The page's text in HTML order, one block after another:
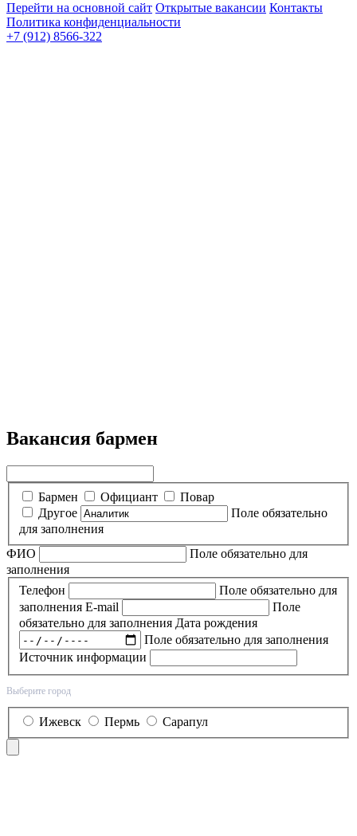
Перейти на основной сайт Открытые вакансии Контакты
Политика конфиденциальности
+7 (912) 8566-322
Вакансия бармен
Бармен Официант
Повар
Другое
Поле обязательно
для заполнения
ФИО
Поле обязательно для
заполнения
Телефон
Поле обязательно для
заполнения E-mail
Поле
обязательно для заполнения Дата рождения
Поле обязательно для заполнения
Источник информации
Выберите город
Ижевск Пермь Сарапул